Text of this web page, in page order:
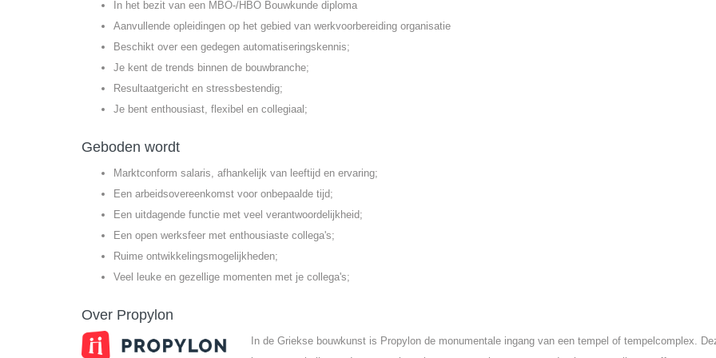
In het bezit van een MBO-/HBO Bouwkunde diploma
Aanvullende opleidingen op het gebied van werkvoorbereiding organisatie
Beschikt over een gedegen automatiseringskennis;
Je kent de trends binnen de bouwbranche;
Resultaatgericht en stressbestendig;
Je bent enthousiast, flexibel en collegiaal;
Geboden wordt
Marktconform salaris, afhankelijk van leeftijd en ervaring;
Een arbeidsovereenkomst voor onbepaalde tijd;
Een uitdagende functie met veel verantwoordelijkheid;
Een open werksfeer met enthousiaste collega's;
Ruime ontwikkelingsmogelijkheden;
Veel leuke en gezellige momenten met je collega's;
Over Propylon
In de Griekse bouwkunst is Propylon de monumentale ingang van een tempel of tempelcomplex.